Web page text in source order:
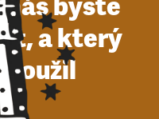
byste
a který